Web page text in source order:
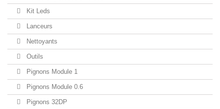
Kit Leds
Lanceurs
Nettoyants
Outils
Pignons Module 1
Pignons Module 0.6
Pignons 32DP